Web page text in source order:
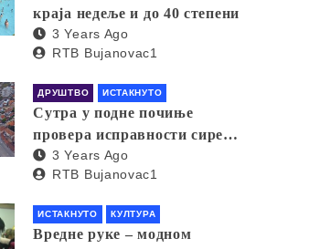
краја недеље и до 40 степени
3 Years Ago
RTB Bujanovac1
ДРУШТВО ИСТАКНУТО
Сутра у подне почиње
провера исправности сирена
за узбуњивање
3 Years Ago
RTB Bujanovac1
ИСТАКНУТО КУЛТУРА
Вредне руке – модном